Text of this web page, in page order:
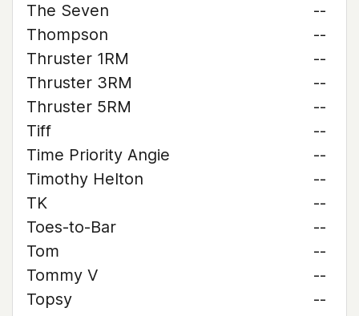
The Seven
--
Thompson
--
Thruster 1RM
--
Thruster 3RM
--
Thruster 5RM
--
Tiff
--
Time Priority Angie
--
Timothy Helton
--
TK
--
Toes-to-Bar
--
Tom
--
Tommy V
--
Topsy
--